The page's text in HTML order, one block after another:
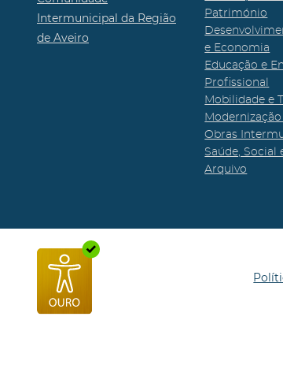
Intermunicipal da Região
de Aveiro
Património
e Economia
Educação e
Profissional
Mobilidade e
Obras
Saúde, Social
Arquivo